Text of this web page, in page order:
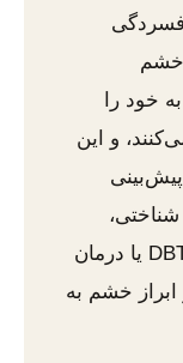
به افسردگی
خشم
را
و این
شناختی،
آموزش شفقت به خود و تکنیک‌های DBT یا درمان
ابراز خشم به